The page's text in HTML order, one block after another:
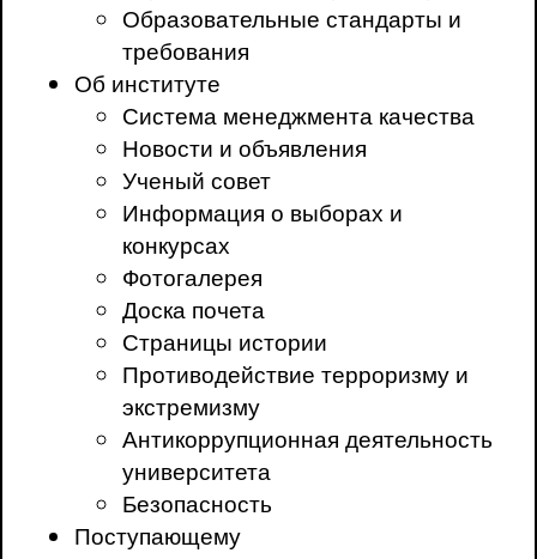
Образовательные стандарты и
требования
Об институте
Система менеджмента качества
Новости и объявления
Ученый совет
Информация о выборах и
конкурсах
Фотогалерея
Доска почета
Страницы истории
Противодействие терроризму и
экстремизму
Антикоррупционная деятельность
университета
Безопасность
Поступающему